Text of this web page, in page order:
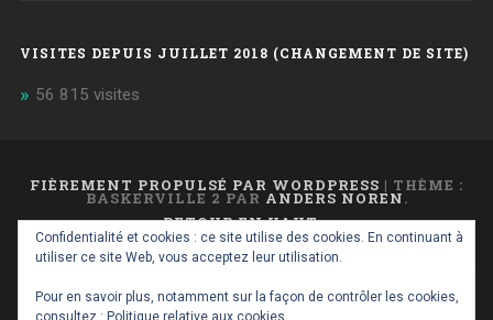
VISITES DEPUIS JUILLET 2018 (CHANGEMENT DE SITE)
56 815 visites
FIÈREMENT PROPULSÉ PAR WORDPRESS | THÈME :
BASKERVILLE 2 PAR ANDERS NOREN.
RETOUR EN HAUT ↑
Confidentialité et cookies : ce site utilise des cookies. En continuant à
utiliser ce site Web, vous acceptez leur utilisation.
Pour en savoir plus, notamment sur la façon de contrôler les cookies,
consultez : Politique relative aux cookies